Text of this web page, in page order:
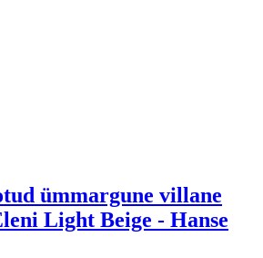
ümmargune villane
Light Beige - Hanse